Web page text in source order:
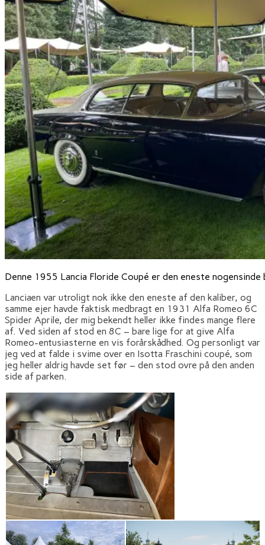
Denne 1955 Lancia Floride Coupé er den eneste
Lanciaen var utroligt nok ikke den eneste af den kaliber, og
samme ejer havde faktisk medbragt en 1931 Alfa Romeo 6C
Spider Aprile, der mig bekendt heller ikke findes mange flere
af. Ved siden af stod en 8C – bare lige for at give Alfa
Romeo-entusiasterne en vis forårskådhed. Og personligt var
jeg ved at falde i svime over en Isotta Fraschini coupé, som
jeg heller aldrig havde set før – den stod ovre på den anden
side af parken.